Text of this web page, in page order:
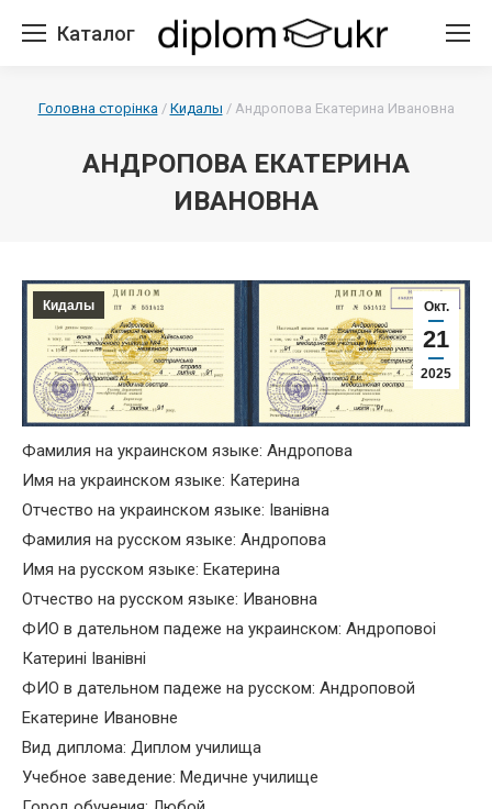
Каталог
Головна сторінка/ Кидалы / Андропова Екатерина Ивановна
АНДРОПОВА ЕКАТЕРИНА
ИВАНОВНА
Окт.
21
2025
Кидалы
Фамилия на украинском языке: Андропова
Имя на украинском языке: Катерина
Отчество на украинском языке: Iванiвна
Фамилия на русском языке: Андропова
Имя на русском языке: Екатерина
Отчество на русском языке: Ивановна
ФИО в дательном падеже на украинском: Андроповоi
Катеринi Iванiвнi
ФИО в дательном падеже на русском: Андроповой
Екатерине Ивановне
Вид диплома: Диплом училища
Учебное заведение: Медичне училище